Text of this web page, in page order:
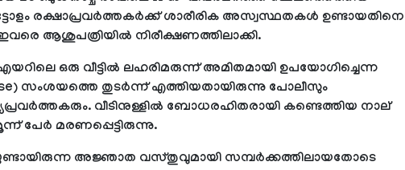
രക്ഷാപ്രവര്‍ത്തകര്‍ക്ക് ശാരീരിക അസ്വസ്ഥതകള്‍ ഉണ്ടായതിനെ
ആശുപത്രിയില്‍ നിരീക്ഷണത്തിലാക്കി.
ഒരു വീട്ടില്‍ ലഹരിമരുന്ന് അമിതമായി ഉപയോഗിച്ചെന്ന
സംശയത്തെ തുടര്‍ന്ന് എത്തിയതായിരുന്നു പോലീസും
വീടിനുള്ളില്‍ ബോധരഹിതരായി കണ്ടെത്തിയ നാല്
പേര്‍ മരണപ്പെട്ടിരുന്നു.
അജ്ഞാത വസ്തുവുമായി സമ്പര്‍ക്കത്തിലായതോടെ